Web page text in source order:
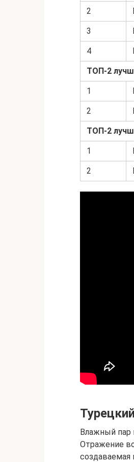
2
3
4
ТОП-2
1
2
ТОП-2
1
2
Влажный пар
Отражение
создаваемая